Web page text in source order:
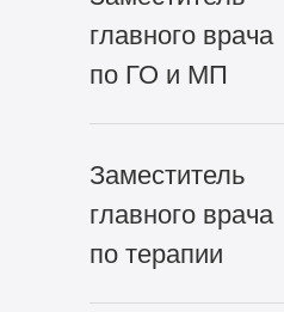
главного врача
по ГО и МП
Заместитель
главного врача
по терапии